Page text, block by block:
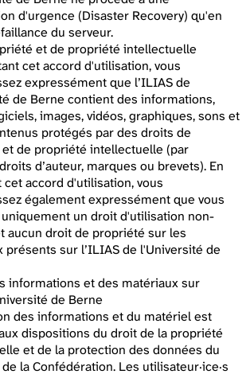
d'urgence (Disaster Recovery) qu'en
du serveur.
et de propriété intellectuelle
cet accord d'utilisation, vous
expressément que l’ILIAS de
de Berne contient des informations,
images, vidéos, graphiques, sons et
protégés par des droits de
de propriété intellectuelle (par
d’auteur, marques ou brevets). En
cet accord d'utilisation, vous
également expressément que vous
un droit d'utilisation non-
aucun droit de propriété sur les
présents sur l’ILIAS de l'Université de
informations et des matériaux sur
de Berne
des informations et du matériel est
dispositions du droit de la propriété
et de la protection des données du
la Confédération. Les utilisateur·ice·s